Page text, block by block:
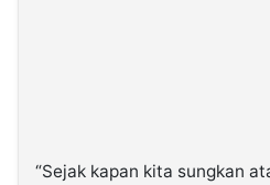
“Sejak kapan kita sungkan